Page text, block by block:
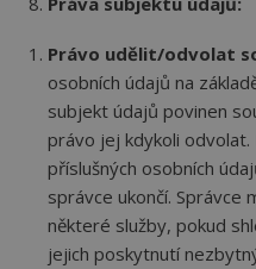
Právo udělit/odvolat
osobních údajů na
subjekt údajů povinen
právo jej kdykoli
příslušných osobních
správce ukončí.
některé služby, pokud
jejich poskytnutí
Nezbytně nutné
základní funkce
přihlášení uživatele a
nelze bez nezbytně
správně používat.
Název
CookieScriptConsent